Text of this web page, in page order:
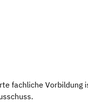
fachliche Vorbildung